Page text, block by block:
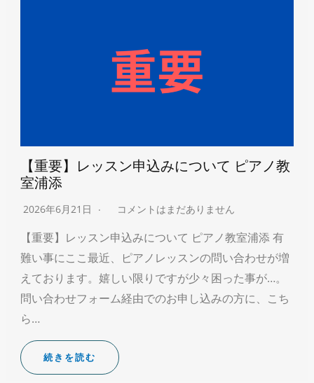
【重要】レッスン申込みについて ピアノ教
室浦添
2026年6月21日 コメントはまだありません
【重要】レッスン申込みについて ピアノ教室浦添 有
難い事にここ最近、ピアノレッスンの問い合わせが増
えております。嬉しい限りですが少々困った事が…。
問い合わせフォーム経由でのお申し込みの方に、こち
ら…
続きを読む